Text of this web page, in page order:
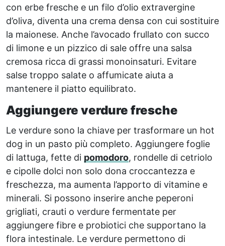
con erbe fresche e un filo d’olio extravergine
d’oliva, diventa una crema densa con cui sostituire
la maionese. Anche l’avocado frullato con succo
di limone e un pizzico di sale offre una salsa
cremosa ricca di grassi monoinsaturi. Evitare
salse troppo salate o affumicate aiuta a
mantenere il piatto equilibrato.
Aggiungere verdure fresche
Le verdure sono la chiave per trasformare un hot
dog in un pasto più completo. Aggiungere foglie
di lattuga, fette di pomodoro, rondelle di cetriolo
e cipolle dolci non solo dona croccantezza e
freschezza, ma aumenta l’apporto di vitamine e
minerali. Si possono inserire anche peperoni
grigliati, crauti o verdure fermentate per
aggiungere fibre e probiotici che supportano la
flora intestinale. Le verdure permettono di